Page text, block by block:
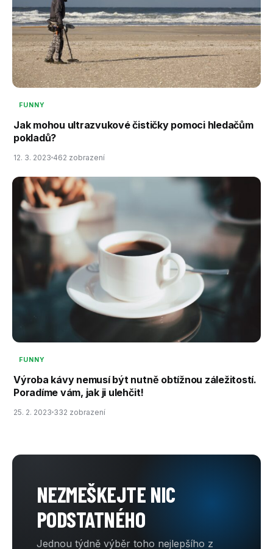
FUNNY
Jak mohou ultrazvukové čističky pomoci hledačům
pokladů?
12. 3. 2023 462 zobrazení
FUNNY
Výroba kávy nemusí být nutně obtížnou záležitostí.
Poradíme vám, jak ji ulehčit!
25. 2. 2023 332 zobrazení
NEZMEŠKEJTE NIC
PODSTATNÉHO
Jednou týdně výběr toho nejlepšího z